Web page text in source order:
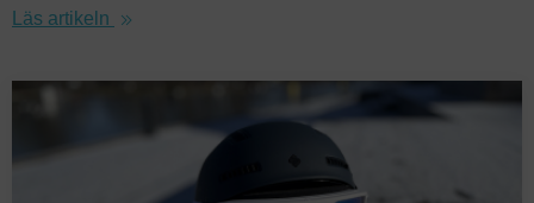
Läs artikeln